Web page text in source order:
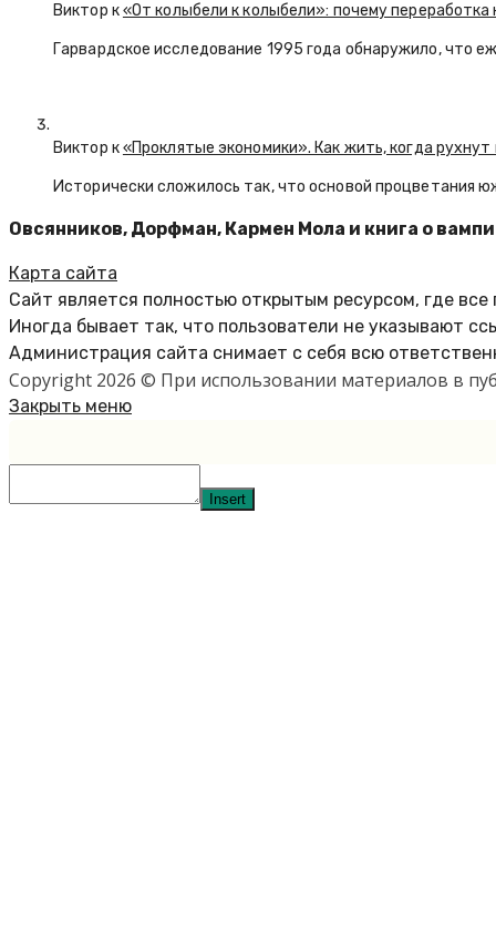
Виктор к«От колыбели к колыбели»: почему переработка
Гарвардское исследование 1995 года обнаружило, что
Виктор к«Проклятые экономики». Как жить, когда
Исторически сложилось так, что основой
Овсянников, Дорфман, Кармен Мола и книга о
Карта сайта
Сайт является полностью открытым ресурсом, где
Иногда бывает так, что пользователи не указывают
Администрация сайта снимает с себя всю
Copyright 2026 © При использовании материалов в
Закрыть меню
Insert